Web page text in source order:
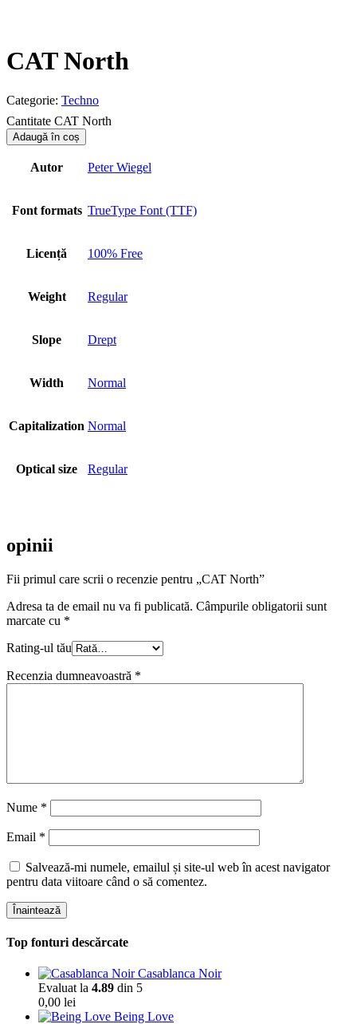
CAT North
Categorie: Techno
Cantitate CAT North
Adaugă în coș
Autor Peter Wiegel
Font formats TrueType Font (TTF)
Licență 100% Free
Weight Regular
Slope Drept
Width Normal
Capitalization Normal
Optical size Regular
opinii
Fii primul care scrii o recenzie pentru „CAT North”
Adresa ta de email nu va fi publicată. Câmpurile obligatorii sunt
marcate cu *
Rating-ul tău
Recenzia dumneavoastră *
Nume *
Email *
Salvează-mi numele, emailul și site-ul web în acest navigator
pentru data viitoare când o să comentez.
Înaintează
Top fonturi descărcate
Casablanca Noir
Evaluat la 4.89 din 5
0,00 lei
Being Love